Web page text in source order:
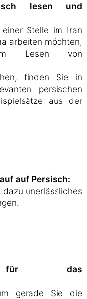
lesen und
Stelle im Iran
arbeiten möchten,
Lesen von
finden Sie in
persischen
aus der
auf Persisch:
unerlässliches
für das
gerade Sie die